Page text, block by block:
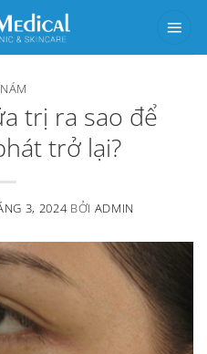
trị ra sao để
trở lại?
3, 2024 BỞI ADMIN